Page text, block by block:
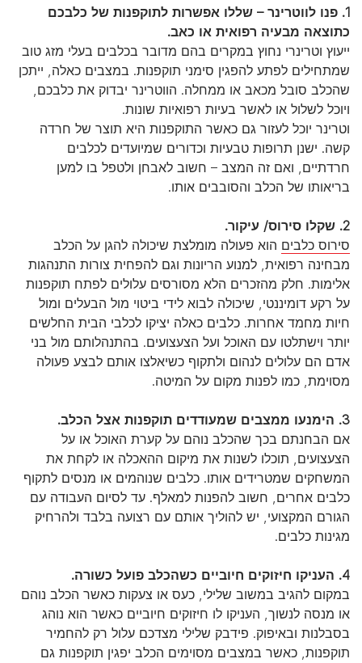
1. פנו לווטרינר – שללו אפשרות לתוקפנות של כלבכם
כתוצאה מבעיה רפואית או כאב.
ייעוץ וטרינרי נחוץ במקרים בהם מדובר בכלבים בעלי מזג טוב
שמתחילים לפתע להפגין סימני תוקפנות. במצבים כאלה, ייתכן
שהכלב סובל מכאב או ממחלה. הווטרינר יבדוק את כלבכם,
ויוכל לשלול או לאשר בעיות רפואיות שונות.
וטרינר יוכל לעזור גם כאשר התוקפנות היא תוצר של חרדה
קשה. ישנן תרופות טבעיות וכדורים שמיועדים לכלבים
חרדתיים, ואם זה המצב – חשוב לאבחן ולטפל בו למען
בריאותו של הכלב והסובבים אותו.
2. שקלו סירוס/ עיקור.
סירוס כלבים הוא פעולה מומלצת שיכולה להגן על הכלב
מבחינה רפואית, למנוע הריונות וגם להפחית צורות התנהגות
אלימות. חלק מהזכרים הלא מסורסים עלולים לפתח תוקפנות
על רקע דומיננטי, שיכולה לבוא לידי ביטוי מול הבעלים ומול
חיות מחמד אחרות. כלבים כאלה יציקו לכלבי הבית החלשים
יותר וישתלטו עם האוכל ועל הצעצועים. בהתנהלותם מול בני
אדם הם עלולים לנהום ולתקוף כשיאלצו אותם לבצע פעולה
מסוימת, כמו לפנות מקום על המיטה.
3. הימנעו ממצבים שמעודדים תוקפנות אצל הכלב.
אם הבחנתם בכך שהכלב נוהם על קערת האוכל או על
הצעצועים, תוכלו לשנות את מיקום ההאכלה או לקחת את
המשחקים שמטרידים אותו. כלבים שנוהמים או מנסים לתקוף
כלבים אחרים, חשוב להפנות למאלף. עד לסיום העבודה עם
הגורם המקצועי, יש להוליך אותם עם רצועה בלבד ולהרחיק
מגינות כלבים.
4. העניקו חיזוקים חיוביים כשהכלב פועל כשורה.
במקום להגיב במשוב שלילי, כעס או צעקות כאשר הכלב נוהם
או מנסה לנשוך, העניקו לו חיזוקים חיוביים כאשר הוא נוהג
בסבלנות ובאיפוק. פידבק שלילי מצדכם עלול רק להחמיר
תוקפנות, כאשר במצבים מסוימים הכלב יפגין תוקפנות גם